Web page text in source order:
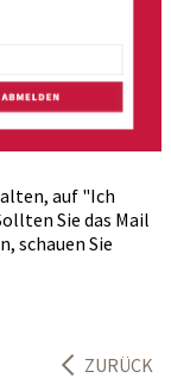
auf "Ich
Sie das Mail
schauen Sie
ZURÜCK